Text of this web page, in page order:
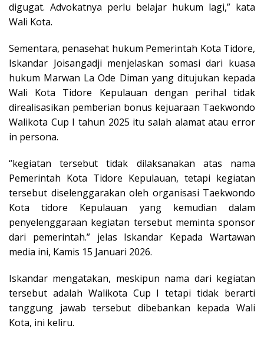
digugat. Advokatnya perlu belajar hukum lagi,” kata
Wali Kota.
Sementara, penasehat hukum Pemerintah Kota Tidore,
Iskandar Joisangadji menjelaskan somasi dari kuasa
hukum Marwan La Ode Diman yang ditujukan kepada
Wali Kota Tidore Kepulauan dengan perihal tidak
direalisasikan pemberian bonus kejuaraan Taekwondo
Walikota Cup I tahun 2025 itu salah alamat atau error
in persona.
“kegiatan tersebut tidak dilaksanakan atas nama
Pemerintah Kota Tidore Kepulauan, tetapi kegiatan
tersebut diselenggarakan oleh organisasi Taekwondo
Kota tidore Kepulauan yang kemudian dalam
penyelenggaraan kegiatan tersebut meminta sponsor
dari pemerintah.” jelas Iskandar Kepada Wartawan
media ini, Kamis 15 Januari 2026.
Iskandar mengatakan, meskipun nama dari kegiatan
tersebut adalah Walikota Cup I tetapi tidak berarti
tanggung jawab tersebut dibebankan kepada Wali
Kota, ini keliru.